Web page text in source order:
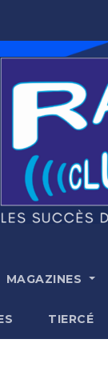
MAGAZINES
TIERCÉ